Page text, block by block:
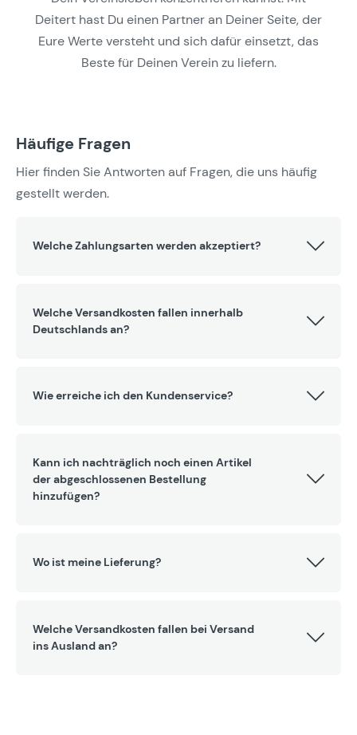
Deitert hast Du einen Partner an Deiner Seite, der
Eure Werte versteht und sich dafür einsetzt, das
Beste für Deinen Verein zu liefern.
Häufige Fragen
Hier finden Sie Antworten auf Fragen, die uns häufig
gestellt werden.
Welche Zahlungsarten werden akzeptiert?
Welche Versandkosten fallen innerhalb
Deutschlands an?
Wie erreiche ich den Kundenservice?
Kann ich nachträglich noch einen Artikel
der abgeschlossenen Bestellung
hinzufügen?
Wo ist meine Lieferung?
Welche Versandkosten fallen bei Versand
ins Ausland an?